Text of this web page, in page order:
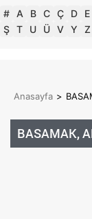
# A B C Ç D E
Ş T U Ü V Y Z
Anasayfa >
BASAMAK,